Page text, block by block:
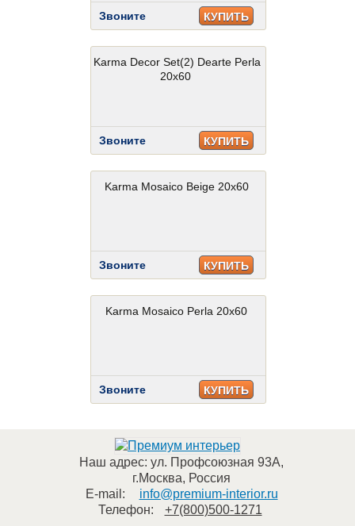
Звоните КУПИТЬ
Karma Decor Set(2) Dearte Perla
20x60
Звоните КУПИТЬ
Karma Mosaico Beige 20x60
Звоните КУПИТЬ
Karma Mosaico Perla 20x60
Звоните КУПИТЬ
Наш адрес: ул. Профсоюзная 93А,
г.Москва, Россия
E-mail:
info@premium-interior.ru
Телефон:
+7(800)500-1271